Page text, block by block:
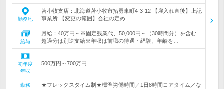
勤務地
苫小牧支店：北海道苫小牧市拓勇東町4-3-12 【雇入れ直後】上記
事業所 【変更の範囲】会社の定め…
給与
月給：40万円～※固定残業代、50,000円～（30時間分）を含む
超過分は別途支給※年収は前職の待遇・経験、年齢を…
初年度
年収
500万円～700万円
勤務
★フレックスタイム制★標準労働時間／1日8時間コアタイム／な